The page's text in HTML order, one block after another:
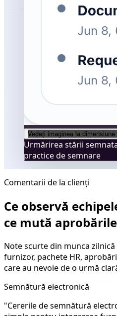
Vedeți imaginea la
Urmărirea stării
practice de semnare
Comentarii de la clienți
Ce observă
ce mută
Note scurte din munca
furnizor, pachete HR,
care au nevoie de o urmă
Semnătură electronică
"Cererile de semnătură